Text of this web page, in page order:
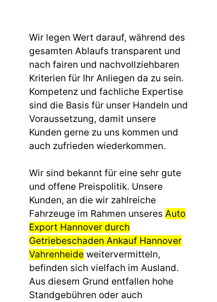
Wir legen Wert darauf, während des
gesamten Ablaufs transparent und
nach fairen und nachvollziehbaren
Kriterien für Ihr Anliegen da zu sein.
Kompetenz und fachliche Expertise
sind die Basis für unser Handeln und
Voraussetzung, damit unsere
Kunden gerne zu uns kommen und
auch zufrieden wiederkommen.
Wir sind bekannt für eine sehr gute
und offene Preispolitik. Unsere
Kunden, an die wir zahlreiche
Fahrzeuge im Rahmen unseres Auto
Export Hannover durch
Getriebeschaden Ankauf Hannover
Vahrenheide weitervermitteln,
befinden sich vielfach im Ausland.
Aus diesem Grund entfallen hohe
Standgebühren oder auch